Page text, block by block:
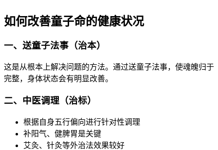
如何改善童子命的健康状况
一、送童子法事（治本）
这是从根本上解决问题的方法。通过送童子法事，使魂魄归于
完整，身体状态会有明显改善。
二、中医调理（治标）
根据自身五行偏向进行针对性调理
补阳气、健脾胃是关键
艾灸、针灸等外治法效果较好